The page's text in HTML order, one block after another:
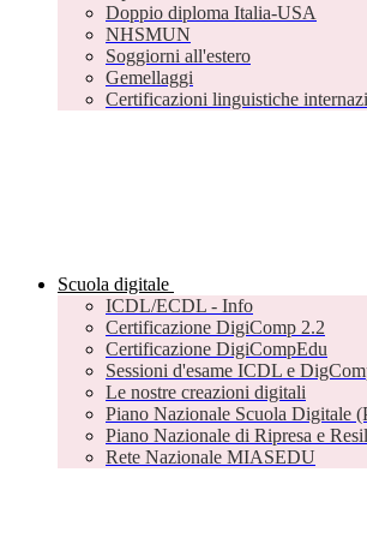
Doppio diploma Italia-USA
NHSMUN
Soggiorni all'estero
Gemellaggi
Certificazioni linguistiche
Scuola digitale
ICDL/ECDL - Info
Certificazione DigiComp 2.2
Certificazione DigiCompEdu
Sessioni d'esame ICDL e
Le nostre creazioni digitali
Piano Nazionale Scuola Digitale
Piano Nazionale di Ripresa e
Rete Nazionale MIASEDU